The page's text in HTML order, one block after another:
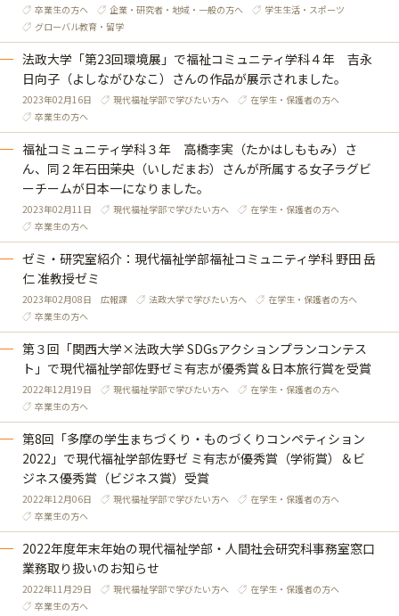
卒業生の方へ
企業・研究者・地域・一般の方へ
学生生活・スポーツ
グローバル教育・留学
法政大学「第23回環境展」で福祉コミュニティ学科４年 吉永
日向子（よしながひなこ）さんの作品が展示されました。
2023年02月16日 現代福祉学部で学びたい方へ
在学生・保護者の方へ
卒業生の方へ
福祉コミュニティ学科３年 高橋李実（たかはしももみ）さ
ん、同２年石田茉央（いしだまお）さんが所属する女子ラグビ
ーチームが日本一になりました。
2023年02月11日 現代福祉学部で学びたい方へ
在学生・保護者の方へ
卒業生の方へ
ゼミ・研究室紹介：現代福祉学部福祉コミュニティ学科 野田 岳
仁 准教授ゼミ
2023年02月08日 広報課 法政大学で学びたい方へ
在学生・保護者の方へ
卒業生の方へ
第３回「関西大学×法政大学 SDGsアクションプランコンテス
ト」で現代福祉学部佐野ゼミ有志が優秀賞＆日本旅行賞を受賞
2022年12月19日 現代福祉学部で学びたい方へ
在学生・保護者の方へ
卒業生の方へ
第8回「多摩の学生まちづくり・ものづくりコンペティション
2022」で現代福祉学部佐野ゼ ミ有志が優秀賞（学術賞）＆ビ
ジネス優秀賞（ビジネス賞）受賞
2022年12月06日 現代福祉学部で学びたい方へ
在学生・保護者の方へ
卒業生の方へ
2022年度年末年始の現代福祉学部・人間社会研究科事務室窓口
業務取り扱いのお知らせ
2022年11月29日 現代福祉学部で学びたい方へ
在学生・保護者の方へ
卒業生の方へ